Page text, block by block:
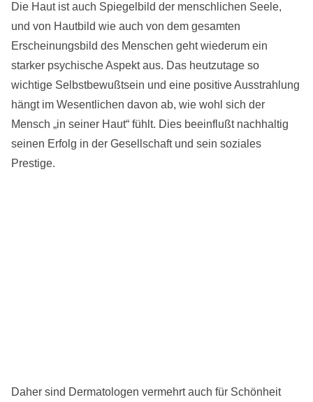
Die Haut ist auch Spiegelbild der menschlichen Seele,
und von Hautbild wie auch von dem gesamten
Erscheinungsbild des Menschen geht wiederum ein
starker psychische Aspekt aus. Das heutzutage so
wichtige Selbstbewußtsein und eine positive Ausstrahlung
hängt im Wesentlichen davon ab, wie wohl sich der
Mensch „in seiner Haut“ fühlt. Dies beeinflußt nachhaltig
seinen Erfolg in der Gesellschaft und sein soziales
Prestige.
Daher sind Dermatologen vermehrt auch für Schönheit